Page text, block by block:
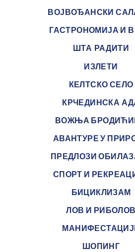
ВОЈВОЂАНСКИ
ГАСТРОНОМИЈА И
ШТА РАДИТИ
ИЗЛЕТИ
КЕЛТСКО СЕЛО
КРЧЕДИНСКА
ВОЖЊА
АВАНТУРЕ У
ПРЕДЛОЗИ
СПОРТ И
БИЦИКЛИЗАМ
ЛОВ И РИБОЛОВ
ШОПИНГ